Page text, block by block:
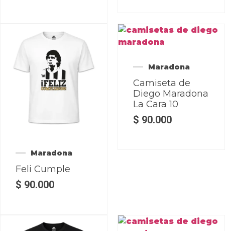
Maradona
Feli Cumple
$ 90.000
Maradona
Camiseta de
Diego Maradona
La Cara 10
$ 90.000